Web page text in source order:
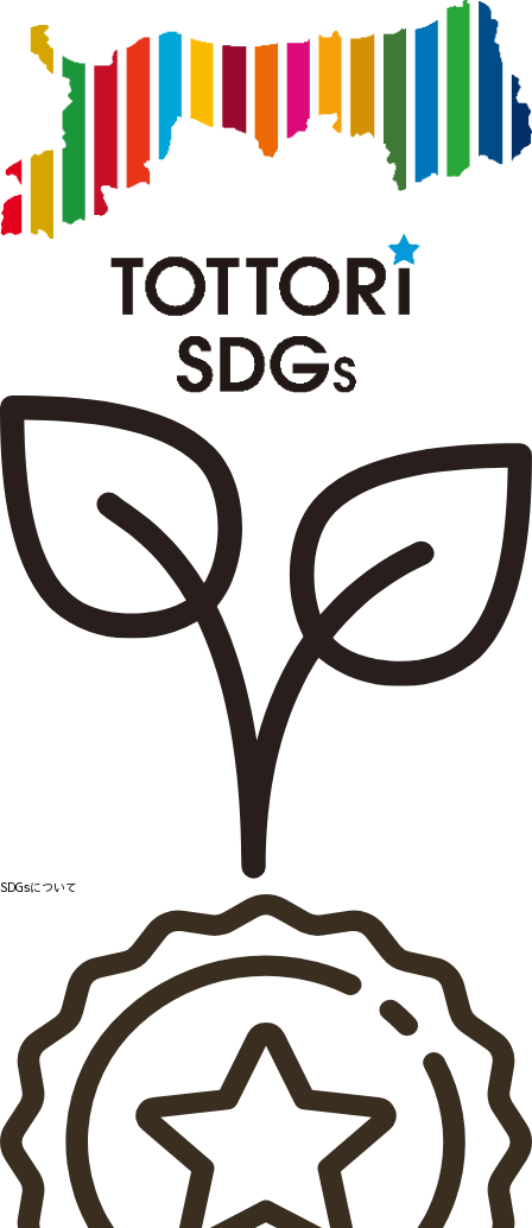
SDGsについて